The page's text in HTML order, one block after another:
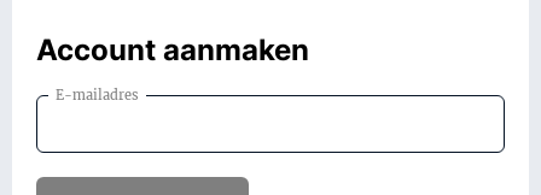
Account aanmaken
E-mailadres